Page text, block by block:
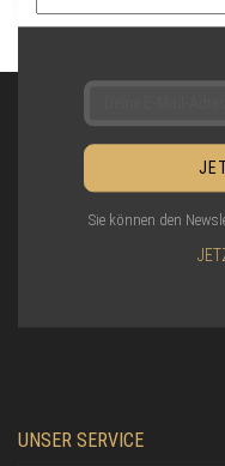
Sie können den
UNSER SERVICE